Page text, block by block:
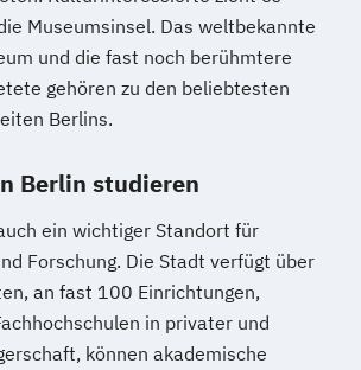
Museumsinsel. Das weltbekannte
und die fast noch berühmtere
gehören zu den beliebtesten
Berlins.
Berlin studieren
ein wichtiger Standort für
Forschung. Die Stadt verfügt über
an fast 100 Einrichtungen,
in privater und
können akademische